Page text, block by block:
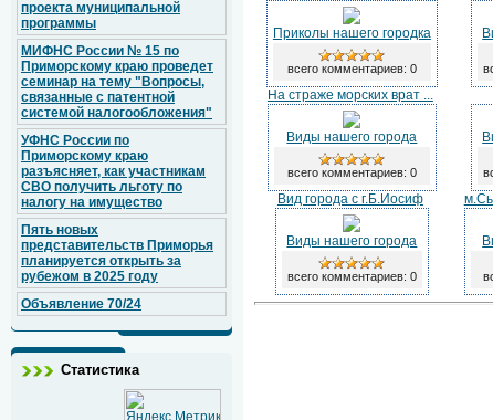
проекта муниципальной
программы
МИФНС России № 15 по
Приморскому краю проведет
семинар на тему "Вопросы,
связанные с патентной
системой налогообложения"
УФНС России по
Приморскому краю
разъясняет, как участникам
СВО получить льготу по
налогу на имущество
Пять новых
представительств Приморья
планируется открыть за
рубежом в 2025 году
Объявление 70/24
Статистика
Приколы нашего городка
всего комментариев: 0
На страже морских врат ...
Виды нашего города
всего комментариев: 0
Вид города с г.Б.Иосиф
Виды нашего города
всего комментариев: 0